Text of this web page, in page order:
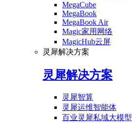
MegaCube
MegaBook
MegaBook Air
Magic家用网络
MagicHub云屏
灵犀解决方案
灵犀解决方案
灵犀智算
灵犀运维智能体
百业灵犀私域大模型